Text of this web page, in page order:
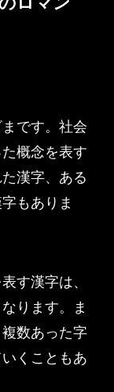
です。社会
概念を表す
漢字、ある
もありま
す漢字は、
ります。ま
数あった字
くこともあ